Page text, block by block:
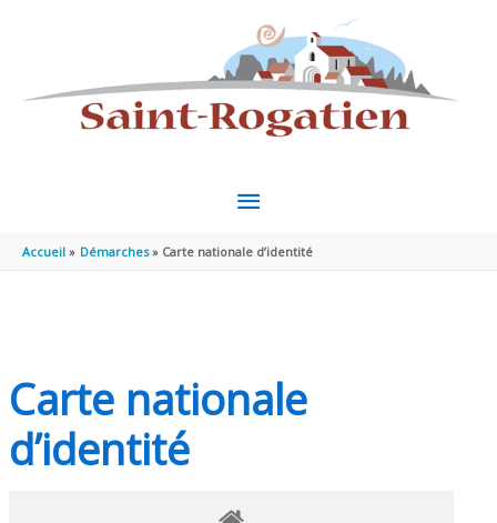
MENU
PRINCIPAL
Accueil Démarches Carte nationale d’identité
Carte nationale
d’identité